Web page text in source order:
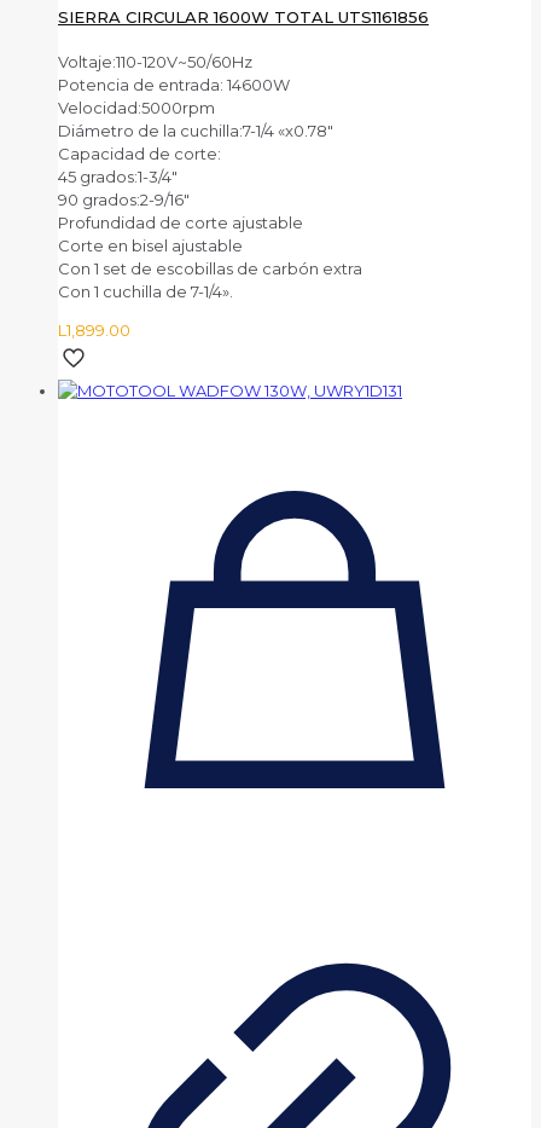
SIERRA CIRCULAR 1600W TOTAL UTS1161856
Voltaje:110-120V~50/60Hz
Potencia de entrada: 14600W
Velocidad:5000rpm
Diámetro de la cuchilla:7-1/4 «x0.78″
Capacidad de corte:
45 grados:1-3/4″
90 grados:2-9/16″
Profundidad de corte ajustable
Corte en bisel ajustable
Con 1 set de escobillas de carbón extra
Con 1 cuchilla de 7-1/4».
L1,899.00